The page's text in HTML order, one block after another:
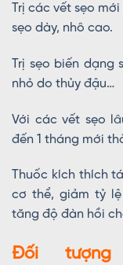
Trị các vết sẹo
sẹo dày, nhô cao.
Trị sẹo biến dạng
nhỏ do thủy đậu…
Với các vết sẹo
đến 1 tháng mới
Thuốc kích thích
cơ thể, giảm tỷ
tăng độ đàn hồi
Đối